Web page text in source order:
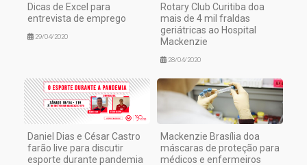
Dicas de Excel para
entrevista de emprego
29/04/2020
Rotary Club Curitiba doa
mais de 4 mil fraldas
geriátricas ao Hospital
Mackenzie
28/04/2020
Daniel Dias e César Castro
farão live para discutir
esporte durante pandemia
Mackenzie Brasília doa
máscaras de proteção para
médicos e enfermeiros